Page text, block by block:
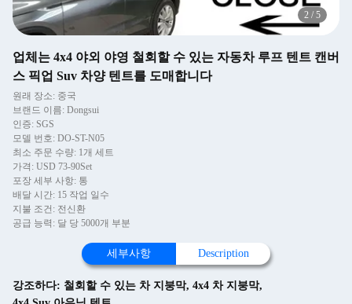
2 / 5
업체는 4x4 야외 야영 철회할 수 있는 자동차 루프 텐트 캔버
스 픽업 Suv 차양 텐트를 도매합니다
원래 장소: 중국
브랜드 이름: Dongsui
인증: SGS
모델 번호: DO-ST-N05
최소 주문 수량: 1개 세트
가격: USD 73-90Set
포장 세부 사항: 통
배달 시간: 15 작업 일수
지불 조건: 전신환
공급 능력: 달 당 5000개 부분
세부사항 Description
강조하다: 철회할 수 있는 차 지붕막, 4x4 차 지붕막,